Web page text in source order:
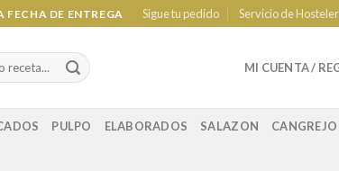
FECHA DE ENTREGA Sigue tu pedido Servicio de
MI CUENTA /
PULPO ELABORADOS SALAZON CANGREJO